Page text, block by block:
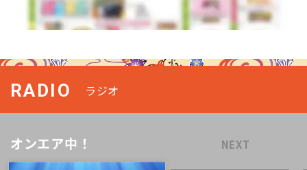
RADIO ラジオ
オンエア中！ NEXT